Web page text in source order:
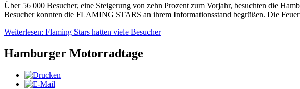
Über 56 000 Besucher, eine Steigerung von zehn Prozent zum Vorjahr, besuchten die
Besucher konnten die FLAMING STARS an ihrem Informationsstand begrüßen. Die
Weiterlesen: Flaming Stars hatten viele Besucher
Hamburger Motorradtage